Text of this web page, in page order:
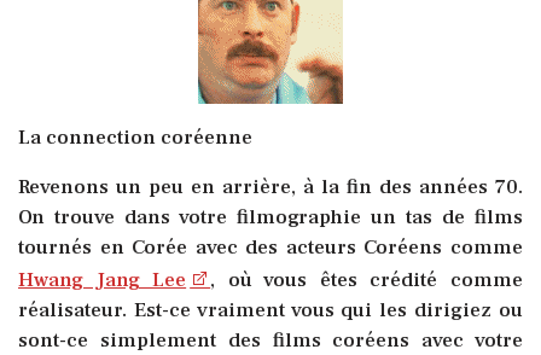
La connection coréenne
Revenons un peu en arrière, à la fin des années 70.
On trouve dans votre filmographie un tas de films
tournés en Corée avec des acteurs Coréens comme
Hwang Jang Lee
, où vous êtes crédité comme
réalisateur. Est-ce vraiment vous qui les dirigiez ou
sont-ce simplement des films coréens avec votre